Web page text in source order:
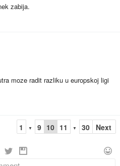
zabija.
moze radit razliku u europskoj ligi
1 ▼ 9 10 11 ▼ 30 Next